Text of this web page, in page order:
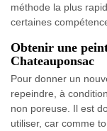
méthode la plus
certaines
Obtenir une
Chateauponsac
Pour donner un
repeindre, à
non poreuse. Il est
utiliser, car comme